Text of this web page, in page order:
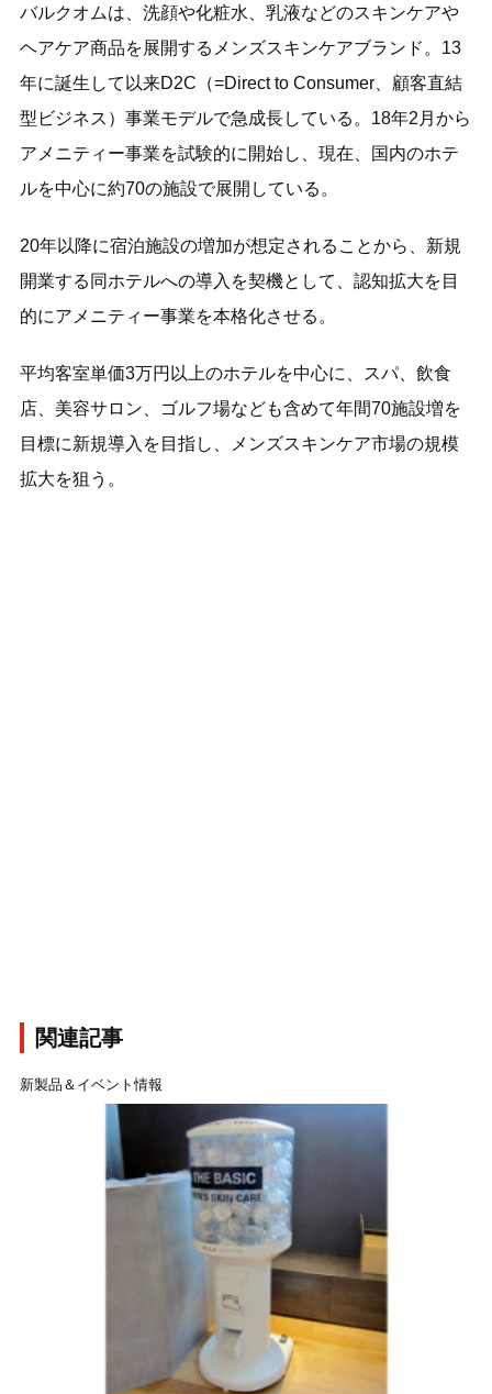
バルクオムは、洗顔や化粧水、乳液などのスキンケアや
ヘアケア商品を展開するメンズスキンケアブランド。13
年に誕生して以来D2C（=Direct to Consumer、顧客直結
型ビジネス）事業モデルで急成長している。18年2月から
アメニティー事業を試験的に開始し、現在、国内のホテ
ルを中心に約70の施設で展開している。
20年以降に宿泊施設の増加が想定されることから、新規
開業する同ホテルへの導入を契機として、認知拡大を目
的にアメニティー事業を本格化させる。
平均客室単価3万円以上のホテルを中心に、スパ、飲食
店、美容サロン、ゴルフ場なども含めて年間70施設増を
目標に新規導入を目指し、メンズスキンケア市場の規模
拡大を狙う。
関連記事
新製品＆イベント情報